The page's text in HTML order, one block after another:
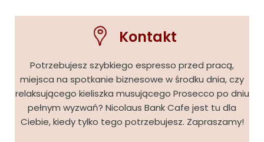
Kontakt
Potrzebujesz szybkiego espresso przed pracą,
miejsca na spotkanie biznesowe w środku dnia, czy
relaksującego kieliszka musującego Prosecco po dniu
pełnym wyzwań? Nicolaus Bank Cafe jest tu dla
Ciebie, kiedy tylko tego potrzebujesz. Zapraszamy!